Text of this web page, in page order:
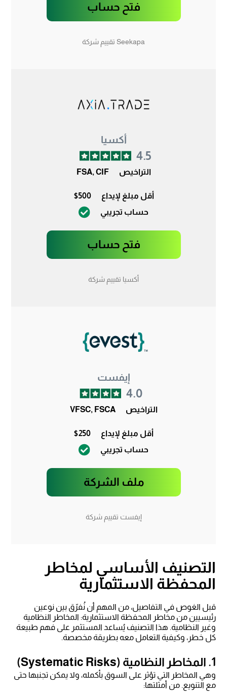
فتح حساب
Seekapa تقييم شركة
أكسيا
4.5
التراخيص FSA, CIF
أقل مبلغ لإيداع
$500
حساب تجريبي
فتح حساب
أكسيا تقييم شركة
إيفست
4.0
التراخيص VFSC, FSCA
أقل مبلغ لإيداع
$250
حساب تجريبي
ملف الشركة
إيفست تقييم شركة
التصنيف الأساسي لمخاطر
المحفظة الاستثمارية
قبل الغوص في التفاصيل، من المهم أن نُفرّق بين نوعين
رئيسيين من مخاطر المحفظة الاستثمارية: المخاطر النظامية
وغير النظامية. هذا التصنيف يُساعد المستثمر على فهم طبيعة
كل خطر، وكيفية التعامل معه بطريقة مخصصة.
1. المخاطر النظامية (Systematic Risks)
وهي المخاطر التي تؤثر على السوق بأكمله، ولا يمكن تجنبها حتى
مع التنويع. من أمثلتها: